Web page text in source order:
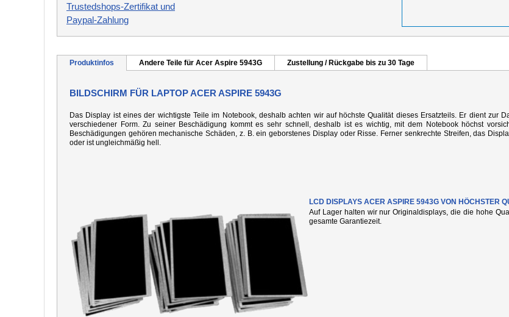
Trustedshops-Zertifikat und
Paypal-Zahlung
Produktinfos Andere Teile für Acer Aspire 5943G Zustellung / Rückgabe bis zu 30 Tage
BILDSCHIRM FÜR LAPTOP ACER ASPIRE 5943G
Das Display ist eines der wichtigste Teile im Notebook, deshalb achten wir auf höchste Qualität dieses Ersatzteils. Er dient zur
verschiedener Form. Zu seiner Beschädigung kommt es sehr schnell, deshalb ist es wichtig, mit dem Notebook höchst
Beschädigungen gehören mechanische Schäden, z. B. ein geborstenes Display oder Risse. Ferner senkrechte Streifen, das
oder ist ungleichmäßig hell.
LCD DISPLAYS ACER ASPIRE 5943G VON HÖCHSTER
Auf Lager halten wir nur Originaldisplays, die die hohe
gesamte Garantiezeit.